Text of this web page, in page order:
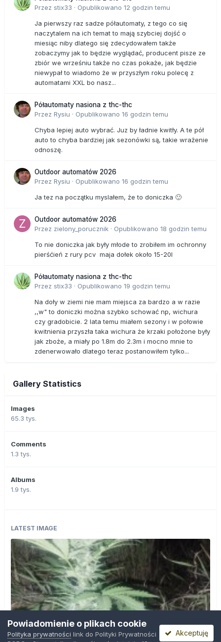
Przez stix33 · Opublikowano 12 godzin temu
Ja pierwszy raz sadze półautomaty, z tego co się
naczytalem na ich temat to mają szybciej dojść o
miesiąc niby dlatego się zdecydowałem także
zobaczymy jak to będzie wyglądać, producent pisze ze
zbiór we wrześniu także no czas pokaże, jak będzie
niewypał to wiadomo że w przyszłym roku polecę z
automatami XXL bo nasz...
Półautomaty nasiona z thc-thc
Przez Rysiu · Opublikowano 16 godzin temu
Chyba lepiej auto wybrać. Juz by ładnie kwitły. A te pół
auto to chyba bardziej jak sezonówki są, takie wrażenie
odnoszę.
Outdoor automatów 2026
Przez Rysiu · Opublikowano 16 godzin temu
Ja tez na początku myslałem, że to doniczka 🙂
Outdoor automatów 2026
Przez zielony_porucznik · Opublikowano 18 godzin temu
To nie doniczka jak były młode to zrobiłem im ochronny
pierśćień z rury pcv maja dołek około 15-20l
Półautomaty nasiona z thc-thc
Przez stix33 · Opublikowano 19 godzin temu
Na doły w ziemi nie mam miejsca za bardzo a w razie
,,w" to doniczki można szybko schować np, wichura
czy gradobicie. 2 lata temu miałem sezony i w połowie
kwitnienia przyszła taka wichura że krzaki położone były
jak zboże, a miały po 1.8m do 2.3m i mocno mnie to
zdenerwowało dlatego teraz postanowiłem tylko...
Gallery Statistics
Images
65.3 tys.
Comments
1.3 tys.
Albums
1.9 tys.
LATEST IMAGE
Powiadomienie o plikach cookie
Polityka prywatności link do Polityki Prywatności
Akceptuję